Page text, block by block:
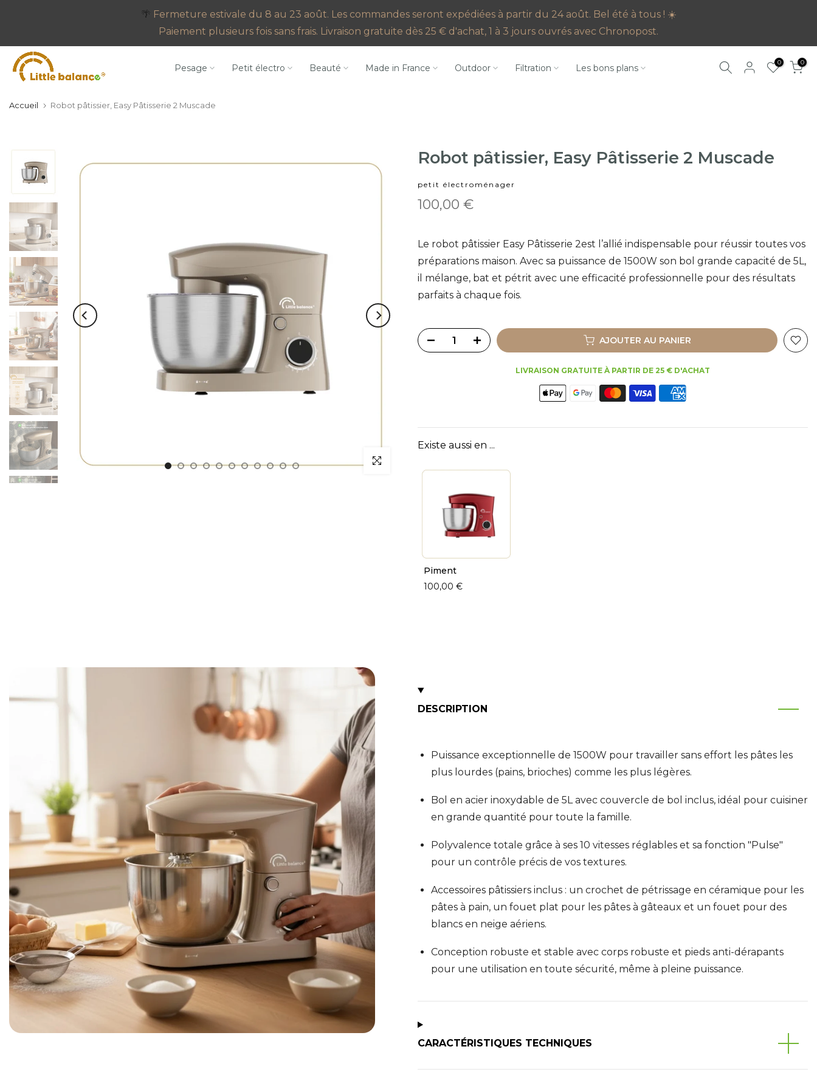
contenu
🌴 Fermeture estivale du 8 au 23 août. Les commandes seront expédiées à partir du 24 août. Bel été à tous ! ☀️
Paiement plusieurs fois sans frais. Livraison gratuite dès 25 € d'achat, 1 à 3 jours ouvrés avec Chronopost.
Pesage Petit électro Beauté Made in France Outdoor Filtration Les bons plans 0 0
Accueil Robot pâtissier, Easy Pâtisserie 2 Muscade
Robot pâtissier, Easy Pâtisserie 2 Muscade
petit électroménager
100,00 €
Le robot pâtissier Easy Pâtisserie 2est l’allié indispensable pour réussir toutes vos
préparations maison. Avec sa puissance de 1500W son bol grande capacité de 5L,
il mélange, bat et pétrit avec une efficacité professionnelle pour des résultats
parfaits à chaque fois.
AJOUTER AU PANIER
LIVRAISON GRATUITE À PARTIR DE 25 € D'ACHAT
Existe aussi en ...
Piment
100,00 €
DESCRIPTION
Puissance exceptionnelle de 1500W pour travailler sans effort les pâtes les
plus lourdes (pains, brioches) comme les plus légères.
Bol en acier inoxydable de 5L avec couvercle de bol inclus, idéal pour cuisiner
en grande quantité pour toute la famille.
Polyvalence totale grâce à ses 10 vitesses réglables et sa fonction "Pulse"
pour un contrôle précis de vos textures.
Accessoires pâtissiers inclus : un crochet de pétrissage en céramique pour les
pâtes à pain, un fouet plat pour les pâtes à gâteaux et un fouet pour des
blancs en neige aériens.
Conception robuste et stable avec corps robuste et pieds anti-dérapants
pour une utilisation en toute sécurité, même à pleine puissance.
CARACTÉRISTIQUES TECHNIQUES